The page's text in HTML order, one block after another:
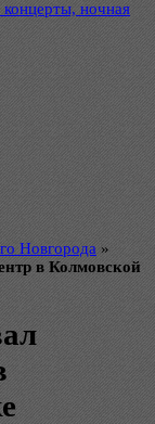
ночная
Новгорода »
в Колмовской